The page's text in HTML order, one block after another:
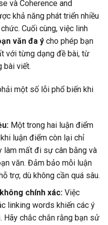
và Coherence and
khả năng phát triển nhiều
Cuối cùng, việc linh
văn đa ý cho phép bạn
với từng dạng đề bài, từ
bài viết.
một số lỗi phổ biến khi
Một trong hai luận điểm
luận điểm còn lại chỉ
mất đi sự cân bằng và
văn. Đảm bảo mỗi luận
trợ, dù không cần quá sâu.
chính xác:Việc
linking words khiến các ý
chắc chắn rằng bạn sử